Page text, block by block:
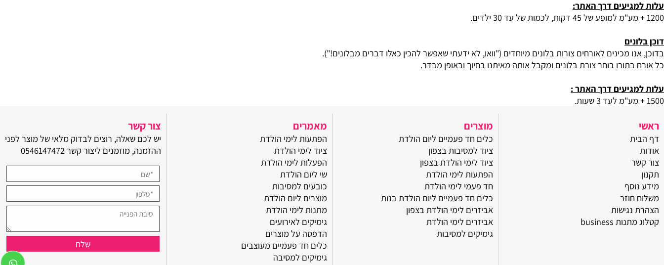
דרך האתר:
מכינים לאורחים צורות בלונים מיוחדים ("וואו, לא ידעתי שאפשר להכין כאלו דברים מבלונים!").
בוחר צורת בלונים ומקבל אותה מאיתנו בחיוך ובאופן מבדר.
מוצרים
כלים חד פעמיים ליום הולדת
ציוד למסיבות בצפון
ציוד לימי הולדת בצפון
הפתעות לימי הולדת
חד פעמי לימי הולדת
כלים חד פעמיים ליום הולדת בנות
אביזרים לימי הולדת בצפון
מאמרים
הפתעות לימי הולדת
ציוד לימי הולדת
הפעלות לימי הולדת
שי ליום הולדת
כובעים למסיבות
מוצרים ליום הולדת
מתנות לימי הולדת
גימיקים לאירועים
הדפסה על מוצרים
צור קשר
ההזמנה, מוזמנים ליצור קשר